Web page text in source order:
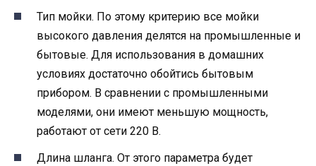
Тип мойки. По этому критерию все мойки
высокого давления делятся на промышленные и
бытовые. Для использования в домашних
условиях достаточно обойтись бытовым
прибором. В сравнении с промышленными
моделями, они имеют меньшую мощность,
работают от сети 220 В.
Длина шланга. От этого параметра будет